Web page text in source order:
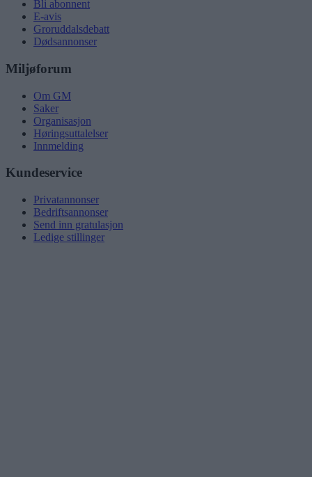
Bli abonnent
E-avis
Groruddalsdebatt
Dødsannonser
Miljøforum
Om GM
Saker
Organisasjon
Høringsuttalelser
Innmelding
Kundeservice
Privatannonser
Bedriftsannonser
Send inn gratulasjon
Ledige stillinger